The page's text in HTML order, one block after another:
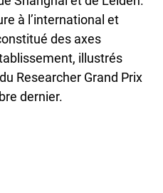
à l’international et
des axes
illustrés
Researcher Grand Prix
dernier.